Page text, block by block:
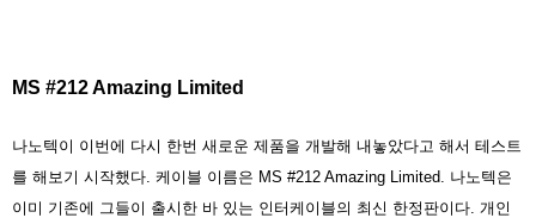
MS #212 Amazing Limited
나노텍이 이번에 다시 한번 새로운 제품을 개발해 내놓았다고 해서 테스트
를 해보기 시작했다. 케이블 이름은 MS #212 Amazing Limited. 나노텍은
이미 기존에 그들이 출시한 바 있는 인터케이블의 최신 한정판이다. 개인